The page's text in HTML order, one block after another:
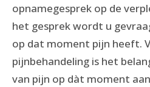
opnamegesprek op de
het gesprek wordt u
op dat moment pijn heeft.
pijnbehandeling is het
van pijn op dàt moment